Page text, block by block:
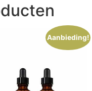
Aanbieding!